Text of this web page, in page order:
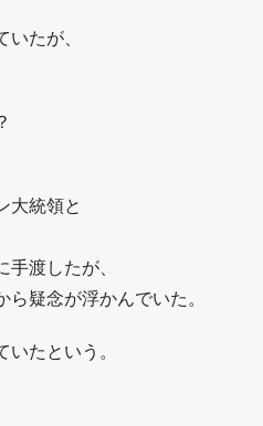
たが、
大統領と
渡したが、
疑念が浮かんでいた。
たという。